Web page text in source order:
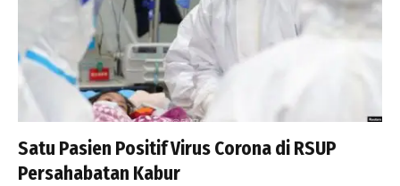
Satu Pasien Positif Virus Corona di RSUP
Persahabatan Kabur